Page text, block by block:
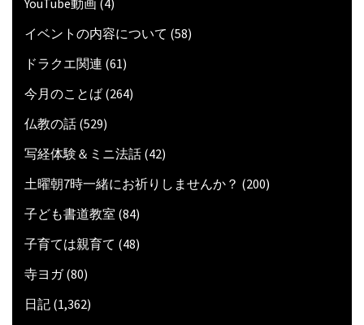
YouTube動画 (4)
イベントの内容について (58)
ドラクエ関連 (61)
今月のことば (264)
仏教の話 (529)
写経体験＆ミニ法話 (42)
土曜朝7時一緒にお祈りしませんか？ (200)
子ども書道教室 (84)
子育ては親育て (48)
寺ヨガ(80)
日記 (1,362)